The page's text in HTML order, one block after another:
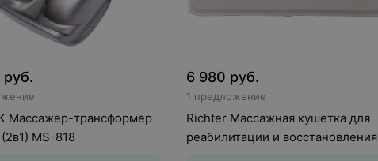
руб.
Массажер-трансформер
MS-818
6 980 руб.
1 предложение
Richter Массажная кушетка для
реабилитации и восстановления